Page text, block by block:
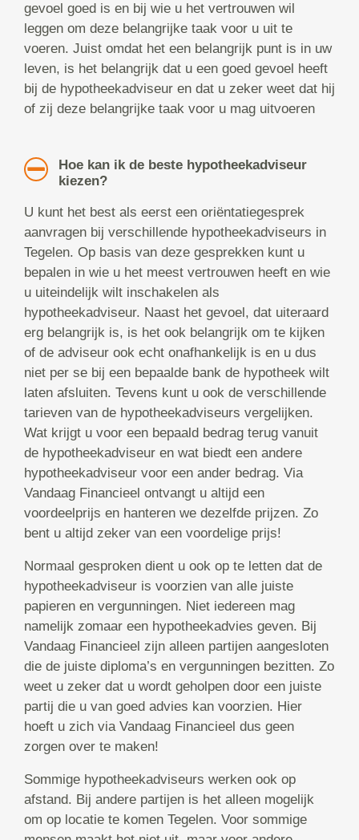
gevoel goed is en bij wie u het vertrouwen wil
leggen om deze belangrijke taak voor u uit te
voeren. Juist omdat het een belangrijk punt is in uw
leven, is het belangrijk dat u een goed gevoel heeft
bij de hypotheekadviseur en dat u zeker weet dat hij
of zij deze belangrijke taak voor u mag uitvoeren
Hoe kan ik de beste hypotheekadviseur
kiezen?
U kunt het best als eerst een oriëntatiegesprek
aanvragen bij verschillende hypotheekadviseurs in
Tegelen. Op basis van deze gesprekken kunt u
bepalen in wie u het meest vertrouwen heeft en wie
u uiteindelijk wilt inschakelen als
hypotheekadviseur. Naast het gevoel, dat uiteraard
erg belangrijk is, is het ook belangrijk om te kijken
of de adviseur ook echt onafhankelijk is en u dus
niet per se bij een bepaalde bank de hypotheek wilt
laten afsluiten. Tevens kunt u ook de verschillende
tarieven van de hypotheekadviseurs vergelijken.
Wat krijgt u voor een bepaald bedrag terug vanuit
de hypotheekadviseur en wat biedt een andere
hypotheekadviseur voor een ander bedrag. Via
Vandaag Financieel ontvangt u altijd een
voordeelprijs en hanteren we dezelfde prijzen. Zo
bent u altijd zeker van een voordelige prijs!
Normaal gesproken dient u ook op te letten dat de
hypotheekadviseur is voorzien van alle juiste
papieren en vergunningen. Niet iedereen mag
namelijk zomaar een hypotheekadvies geven. Bij
Vandaag Financieel zijn alleen partijen aangesloten
die de juiste diploma’s en vergunningen bezitten. Zo
weet u zeker dat u wordt geholpen door een juiste
partij die u van goed advies kan voorzien. Hier
hoeft u zich via Vandaag Financieel dus geen
zorgen over te maken!
Sommige hypotheekadviseurs werken ook op
afstand. Bij andere partijen is het alleen mogelijk
om op locatie te komen Tegelen. Voor sommige